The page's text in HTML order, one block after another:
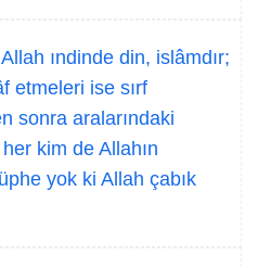
ındinde din, islâmdır;
etmeleri ise sırf
sonra aralarındaki
kim de Allahın
yok ki Allah çabık